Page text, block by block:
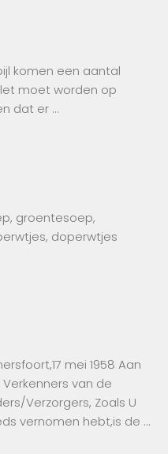
komen een aantal
moet worden op
dat er …
groentesoep,
doperwtjes
mei 1958 Aan
van de
Verzorgers, Zoals U
vernomen hebt,is de …